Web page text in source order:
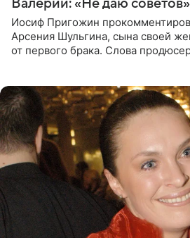
Валерии: «Не даю советов»
Иосиф Пригожин
Арсения Шульгина, сына своей
от первого брака. Слова